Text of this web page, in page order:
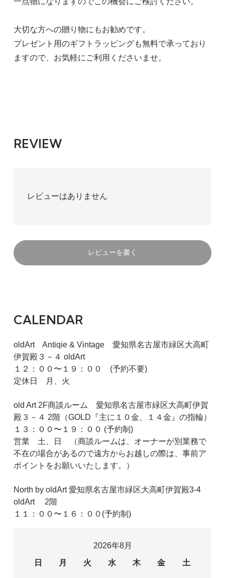
大切な方への贈り物にもお勧めです。
プレゼント用のギフトラッピングも無料で承っており
ますので、お気軽にご利用くださいませ。
REVIEW
レビューはありません
レビューを書く
CALENDAR
oldArt Antiqie & Vintage 愛知県名古屋市緑区大高町
伊賀殿３－４ oldArt
１２：００〜１９：００ (予約不要)
定休日 月、火
old Art 2F商談ルーム 愛知県名古屋市緑区大高町伊賀
殿３－４ 2階（GOLD『主に１０金、１４金』の指輪）
１３：００〜１９：００ (予約制)
営業 土、日 （商談ルームは、オーナーが別業務で
不在の場合があるので遠方からお越しの際は、事前ア
ポイントをお願いいたします。）
North by oldArt 愛知県名古屋市緑区大高町伊賀殿3-4
oldArt 2階
１１：００〜１６：００(予約制)
2026年8月
日
月 火 水 木 金 土